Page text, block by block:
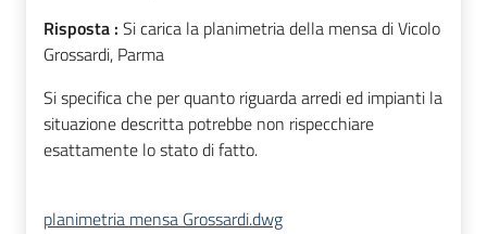
Risposta : Si carica la planimetria della mensa di Vicolo
Grossardi, Parma
Si specifica che per quanto riguarda arredi ed impianti la
situazione descritta potrebbe non rispecchiare
esattamente lo stato di fatto.
planimetria mensa Grossardi.dwg